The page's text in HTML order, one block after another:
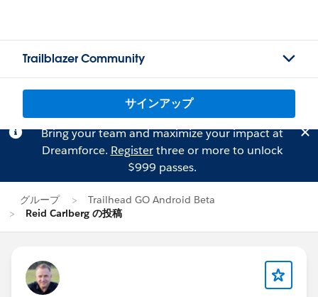
Trailblazer Community
サインアップ
Bring your team and maximize your impact at
Dreamforce. Registerthree or more to unlock
$999 passes.
グループ
Trailhead GO Android Beta
Reid Carlberg の投稿